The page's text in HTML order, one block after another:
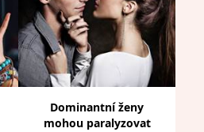
Dominantní ženy
mohou paralyzovat